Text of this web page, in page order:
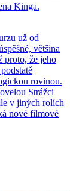
Kinga.
už od
většina
proto, že jeho
rovinou.
Strážci
v jiných rolích
nové filmové